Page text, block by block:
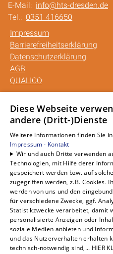
E-Mail: info@hts-dresden.de
Tel.: 0351 416650
Impressum
Barrierefreiheitserklärung
Datenschutzerklärung
AGB
QUALICO
Unsere Bereiche
Privatkunden
Gewerbekunden
Karriere
Unternehmen
Kontakt
Diese Webseite
andere (Dritt-)Dienste
Weitere Informationen finden Sie
Impressum · Kontakt
Wir und auch Dritte verwenden
Technologien, mit Hilfe derer
gespeichert werden bzw. auf
zugegriffen werden, z.B. Cookies.
werden von uns und den
für verschiedene Zwecke, ggf.
Statistikzwecke verarbeitet, damit
personalisierte Anzeigen oder
soziale Medien anbieten und
und das Nutzerverhalten erhalten
technisch-notwendig sind,... HIER